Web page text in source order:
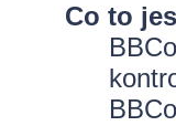
Co to